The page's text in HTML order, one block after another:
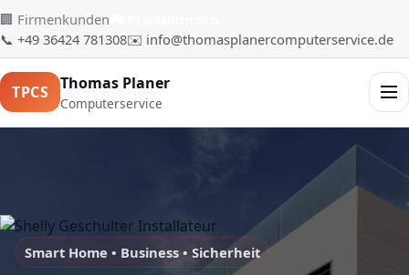
🏢 Firmenkunden
📞 +49 36424 781308✉️ info@thomasplanercomputerservice.de
TPCS Thomas Planer
Computerservice
Smart Home • Business • Sicherheit